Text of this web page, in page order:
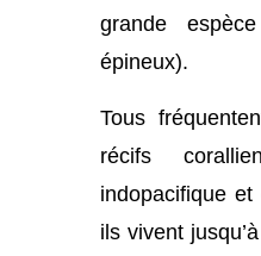
grande
épineux).
Tous
récifs
indopacifique
ils vivent